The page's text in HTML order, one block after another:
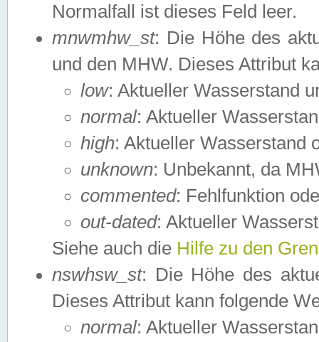
Normalfall ist dieses Feld leer.
mnwmhw_st: Die Höhe des
und den MHW. Dieses Attribut
low: Aktueller Wasserstand
normal: Aktueller
high: Aktueller Wasserstand
unknown: Unbekannt, da
commented: Fehlfunktion
out-dated: Aktueller
Siehe auch die Hilfe zu den
nswhsw_st: Die Höhe des
Dieses Attribut kann folgende
normal: Aktueller